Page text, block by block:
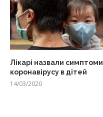
Лікарі назвали симптоми
коронавірусу в дітей
14/03/2020